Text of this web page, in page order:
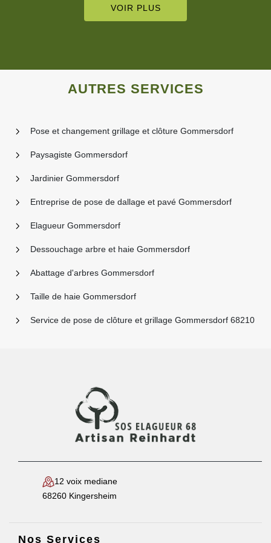
VOIR PLUS
AUTRES SERVICES
Pose et changement grillage et clôture Gommersdorf
Paysagiste Gommersdorf
Jardinier Gommersdorf
Entreprise de pose de dallage et pavé Gommersdorf
Elagueur Gommersdorf
Dessouchage arbre et haie Gommersdorf
Abattage d'arbres Gommersdorf
Taille de haie Gommersdorf
Service de pose de clôture et grillage Gommersdorf 68210
12 voix mediane
68260 Kingersheim
Nos Services